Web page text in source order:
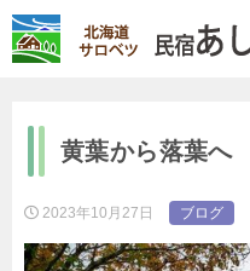
黄葉から落葉へ
2023年10月27日 ブログ